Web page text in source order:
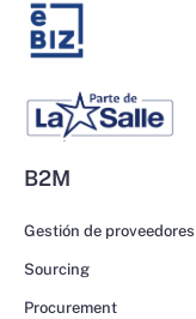
B2M
Gestión de proveedores
Sourcing
Procurement